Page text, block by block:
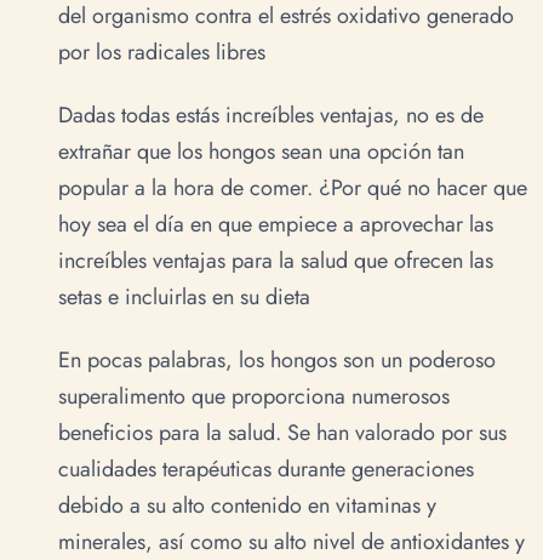
del organismo contra el estrés oxidativo generado
por los radicales libres
Dadas todas estás increíbles ventajas, no es de
extrañar que los hongos sean una opción tan
popular a la hora de comer. ¿Por qué no hacer que
hoy sea el día en que empiece a aprovechar las
increíbles ventajas para la salud que ofrecen las
setas e incluirlas en su dieta
En pocas palabras, los hongos son un poderoso
superalimento que proporciona numerosos
beneficios para la salud. Se han valorado por sus
cualidades terapéuticas durante generaciones
debido a su alto contenido en vitaminas y
minerales, así como su alto nivel de antioxidantes y